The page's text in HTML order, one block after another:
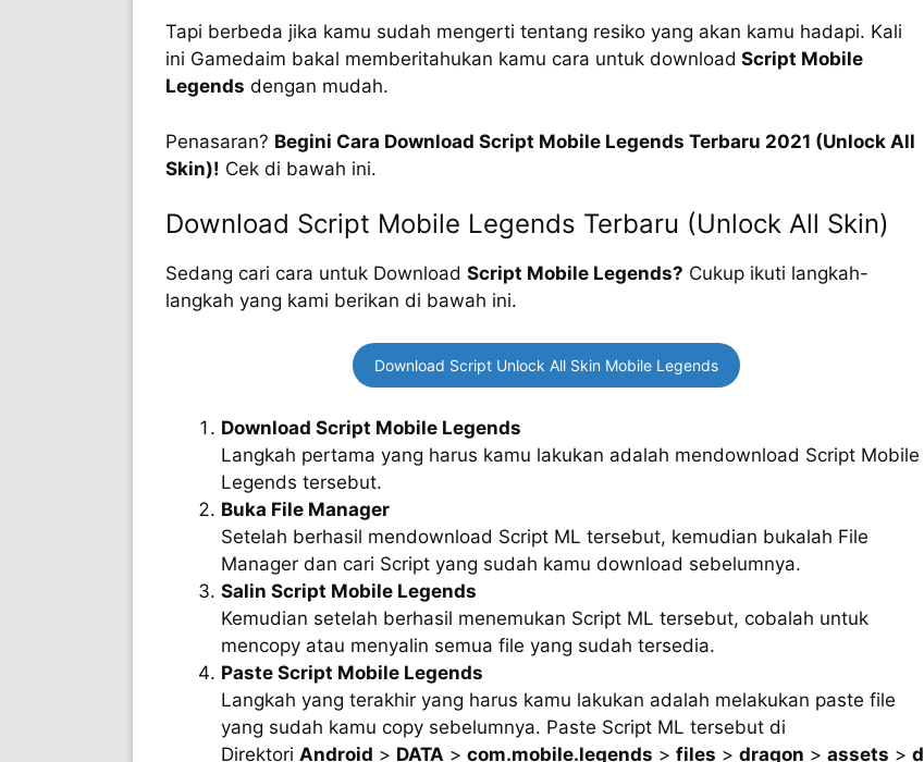
Tapi berbeda jika kamu sudah mengerti tentang resiko yang akan kamu hadapi. Kali
ini Gamedaim bakal memberitahukan kamu cara untuk download Script Mobile
Legends dengan mudah.
Penasaran? Begini Cara Download Script Mobile Legends Terbaru 2021 (Unlock All
Skin)! Cek di bawah ini.
Download Script Mobile Legends Terbaru (Unlock All Skin)
Sedang cari cara untuk Download Script Mobile Legends? Cukup ikuti langkah-
langkah yang kami berikan di bawah ini.
Download Script Unlock All Skin Mobile Legends
Download Script Mobile Legends
Langkah pertama yang harus kamu lakukan adalah mendownload Script Mobile
Legends tersebut.
Buka File Manager
Setelah berhasil mendownload Script ML tersebut, kemudian bukalah File
Manager dan cari Script yang sudah kamu download sebelumnya.
Salin Script Mobile Legends
Kemudian setelah berhasil menemukan Script ML tersebut, cobalah untuk
mencopy atau menyalin semua file yang sudah tersedia.
Paste Script Mobile Legends
Langkah yang terakhir yang harus kamu lakukan adalah melakukan paste file
yang sudah kamu copy sebelumnya. Paste Script ML tersebut di
Direktori Android > DATA > com.mobile.legends > files > dragon > assets > d